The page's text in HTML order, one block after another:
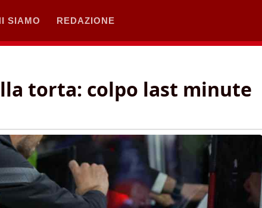
SIAMO REDAZIONE
torta: colpo last minute